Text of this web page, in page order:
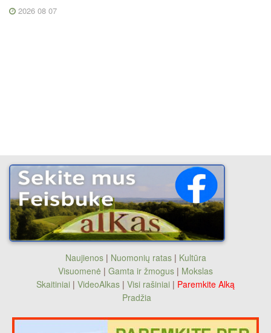
2026 08 07
Naujienos| Nuomonių ratas| Kultūra
Visuomenė | Gamta ir žmogus | Mokslas
Skaitiniai | VideoAlkas | Visi rašiniai | Paremkite Alką
Pradžia